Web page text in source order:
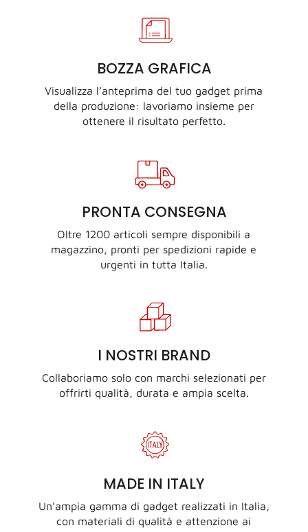
BOZZA GRAFICA
Visualizza l’anteprima del tuo gadget prima
della produzione: lavoriamo insieme per
ottenere il risultato perfetto.
PRONTA CONSEGNA
Oltre 1200 articoli sempre disponibili a
magazzino, pronti per spedizioni rapide e
urgenti in tutta Italia.
I NOSTRI BRAND
Collaboriamo solo con marchi selezionati per
offrirti qualità, durata e ampia scelta.
MADE IN ITALY
Un’ampia gamma di gadget realizzati in Italia,
con materiali di qualità e attenzione ai